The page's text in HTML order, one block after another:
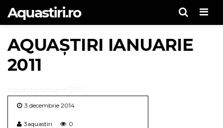
Aquastiri.ro
AQUAȘTIRI IANUARIE
2011
3 decembrie 2014
3aquastiri 0